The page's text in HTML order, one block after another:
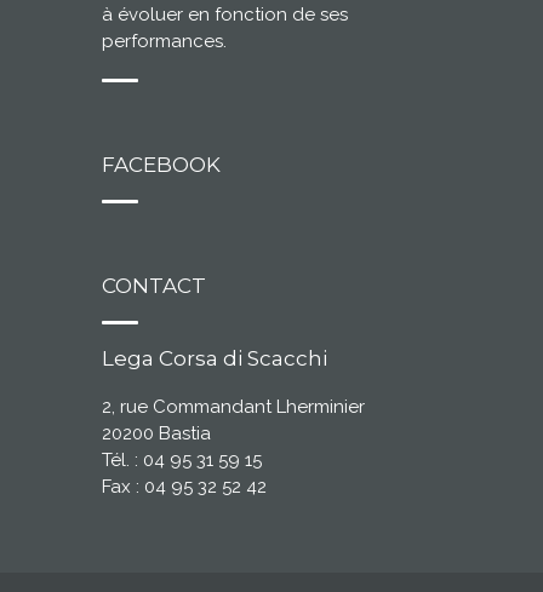
à évoluer en fonction de ses
performances.
FACEBOOK
CONTACT
Lega Corsa di Scacchi
2, rue Commandant Lherminier
20200 Bastia
Tél. : 04 95 31 59 15
Fax : 04 95 32 52 42